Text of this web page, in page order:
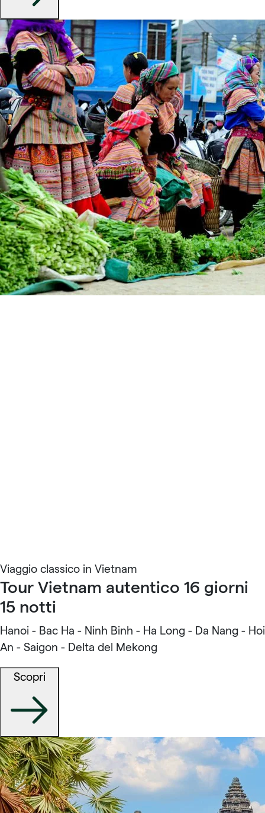
Viaggio classico in Vietnam
Tour Vietnam autentico 16 giorni
15 notti
Hanoi - Bac Ha - Ninh Binh - Ha Long - Da Nang - Hoi
An - Saigon - Delta del Mekong
Scopri